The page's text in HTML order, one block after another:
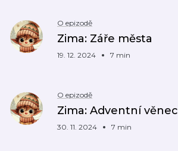
O epizodě
Zima: Záře města
19. 12. 2024 7 min
O epizodě
Zima: Adventní věnec
30. 11. 2024 7 min